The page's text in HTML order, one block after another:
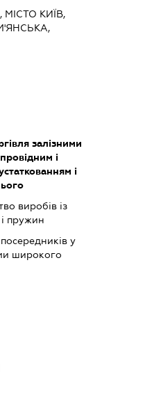
МІСТО КИЇВ,
залізними
і
і
виробів із
пружин
посередників у
широкого